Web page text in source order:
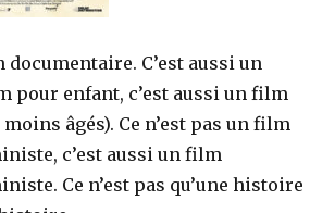
C’est aussi un
pour enfant, c’est aussi un film
âgés). Ce n’est pas un film
c’est aussi un film
Ce n’est pas qu’une histoire